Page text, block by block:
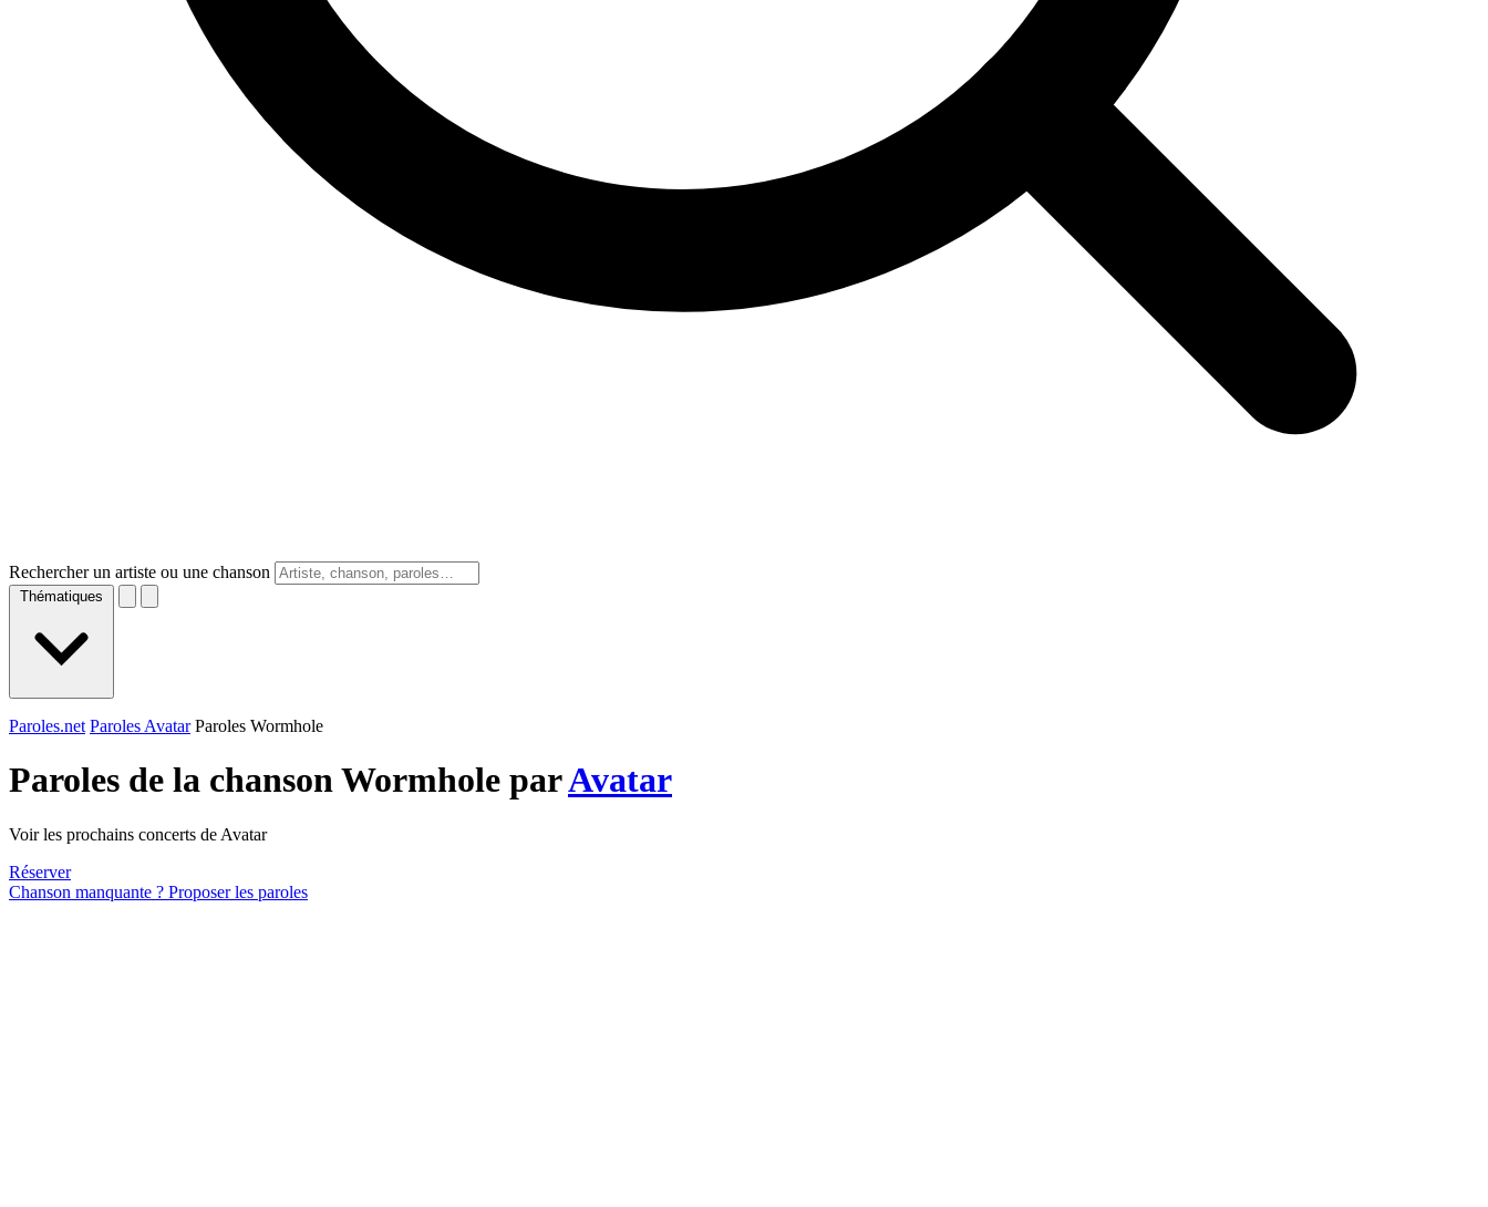
Rechercher un artiste ou une chanson
Thématiques
Paroles.net Paroles Avatar Paroles Wormhole
Paroles de la chanson Wormhole parAvatar
Voir les prochains concerts de Avatar
Réserver
Chanson manquante ? Proposer les paroles